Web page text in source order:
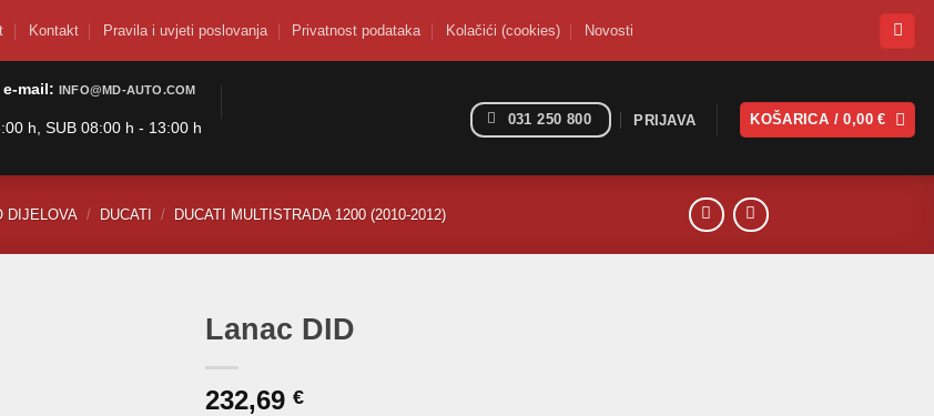
Kontakt Pravila i uvjeti poslovanja Privatnost podataka Kolačići (cookies) Novosti
e-mail: INFO@MD-AUTO.COM
h, SUB 08:00 h - 13:00 h
031 250 800 PRIJAVA KOŠARICA /0,00€
DIJELOVA / DUCATI / DUCATI MULTISTRADA 1200 (2010-2012)
Lanac DID
232,69 €